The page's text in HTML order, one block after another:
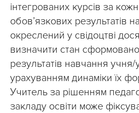
інтегрованих курсів за
обов’язкових результатів
окреслений у свідоцтві
визначити стан
результатів навчання учня/
урахуванням динаміки їх
Учитель за рішенням
закладу освіти може